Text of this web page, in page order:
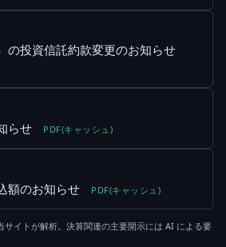
の投資信託約款変更のお知らせ
らせ PDF(キャッシュ)
額のお知らせ PDF(キャッシュ)
イトが解析。決算関連の主要開示には AI による要